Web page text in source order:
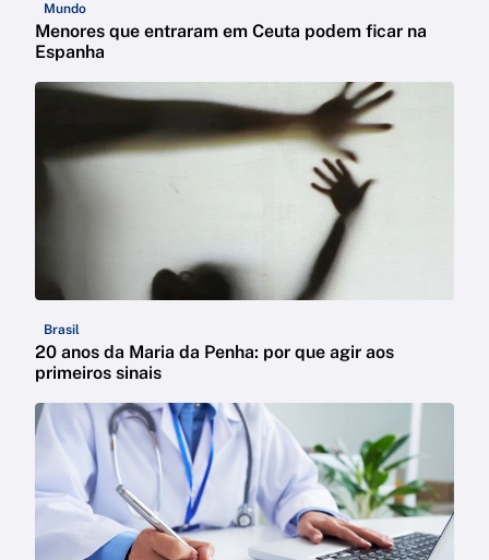
Mundo
Menores que entraram em Ceuta podem ficar na
Espanha
Brasil
20 anos da Maria da Penha: por que agir aos
primeiros sinais